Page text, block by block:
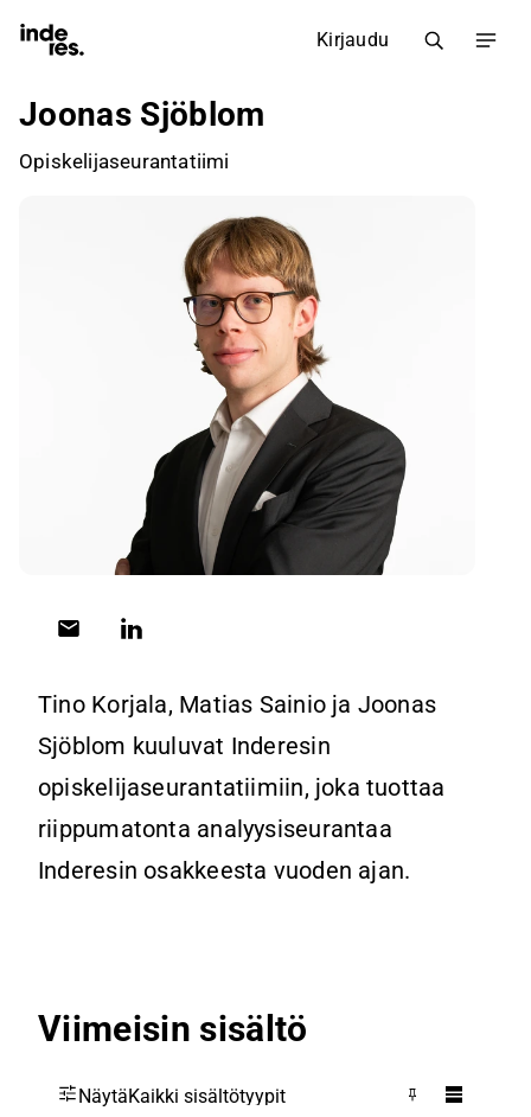
Kirjaudu
Joonas Sjöblom
Opiskelijaseurantatiimi
Tino Korjala, Matias Sainio ja Joonas
Sjöblom kuuluvat Inderesin
opiskelijaseurantatiimiin, joka tuottaa
riippumatonta analyysiseurantaa
Inderesin osakkeesta vuoden ajan.
Viimeisin sisältö
NäytäKaikki sisältötyypit